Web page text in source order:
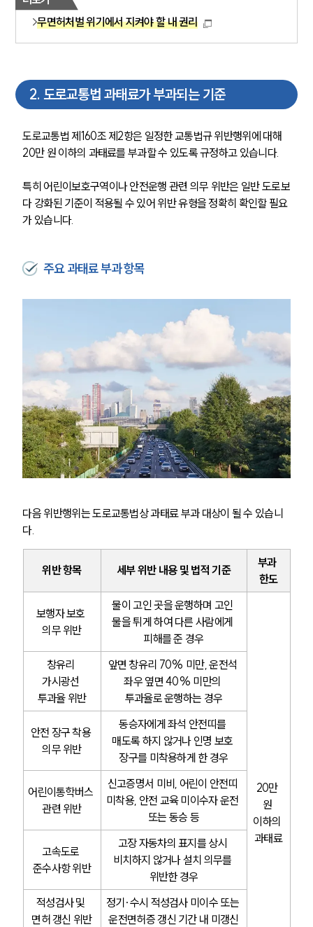
무면허처벌 위기에서 지켜야 할 내 권리
2. 도로교통법 과태료가 부과되는 기준
도로교통법 제160조 제2항은 일정한 교통법규 위반행위에 대해
20만 원 이하의 과태료를 부과할 수 있도록 규정하고 있습니다.
특히 어린이보호구역이나 안전운행 관련 의무 위반은 일반 도로보
다 강화된 기준이 적용될 수 있어 위반 유형을 정확히 확인할 필요
가 있습니다.
주요 과태료 부과 항목
다음 위반행위는 도로교통법상 과태료 부과 대상이 될 수 있습니
다.
위반 항목 세부 위반 내용 및 법적 기준
부과
한도
보행자 보호
의무 위반
물이 고인 곳을 운행하며 고인
물을 튀게 하여 다른 사람에게
피해를 준 경우
20만
원
이하의
과태료
창유리
가시광선
투과율 위반
앞면 창유리 70% 미만, 운전석
좌우 옆면 40% 미만의
투과율로 운행하는 경우
안전 장구 착용
의무 위반
동승자에게 좌석 안전띠를
매도록 하지 않거나 인명 보호
장구를 미착용하게 한 경우
어린이통학버스
관련 위반
신고증명서 미비, 어린이 안전띠
미착용, 안전 교육 미이수자 운전
또는 동승 등
고속도로
준수사항 위반
고장 자동차의 표지를 상시
비치하지 않거나 설치 의무를
위반한 경우
적성검사 및
면허 갱신 위반
정기·수시 적성검사 미이수 또는
운전면허증 갱신 기간 내 미갱신